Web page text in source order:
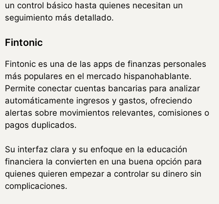
un control básico hasta quienes necesitan un
seguimiento más detallado.
Fintonic
Fintonic es una de las apps de finanzas personales
más populares en el mercado hispanohablante.
Permite conectar cuentas bancarias para analizar
automáticamente ingresos y gastos, ofreciendo
alertas sobre movimientos relevantes, comisiones o
pagos duplicados.
Su interfaz clara y su enfoque en la educación
financiera la convierten en una buena opción para
quienes quieren empezar a controlar su dinero sin
complicaciones.